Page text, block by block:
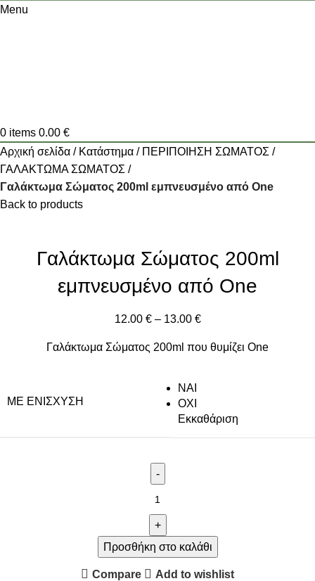
Menu
0 items 0.00 €
Αρχική σελίδα
Κατάστημα
ΠΕΡΙΠΟΙΗΣΗ ΣΩΜΑΤΟΣ
ΓΑΛΑΚΤΩΜΑ ΣΩΜΑΤΟΣ
Γαλάκτωμα Σώματος 200ml εμπνευσμένο από One
Back to products
Γαλάκτωμα Σώματος 200ml
εμπνευσμένο από One
12.00 € – 13.00 €
Γαλάκτωμα Σώματος 200ml που θυμίζει One
ΜΕ ΕΝΊΣΧΥΣΗ
NAI
ΟΧΙ
Εκκαθάριση
Προσθήκη στο καλάθι
Compare Add to wishlist